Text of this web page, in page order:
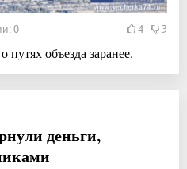
0 4 3
путях объезда заранее.
деньги,